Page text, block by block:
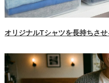
オリジナルTシャツを長持ちさ